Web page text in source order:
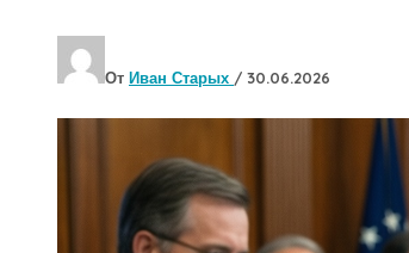
От Иван Старых / 30.06.2026